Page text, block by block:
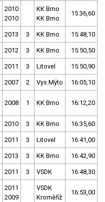
2010
2010
KK Brno
KK Brno
15:36,60
2013 3 KK Brno 15:48,10
2012 3 KK Brno 15:50,50
2011 3 Litovel 15:50,90
2007 2 Vys.Mýto 16:05,10
2008 1 KK Brno 16:12,20
2010 3 KK Brno 16:35,60
2011 3 Litovel 16:41,00
2013 3 KK Brno 16:42,90
2011 3 VSDK 16:48,30
2011
2009
VSDK
Kroměříž
16:53,00